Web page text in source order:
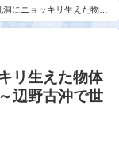
洞にニョッキリ生えた物体
い発見～
リ生えた物体
辺野古沖で世